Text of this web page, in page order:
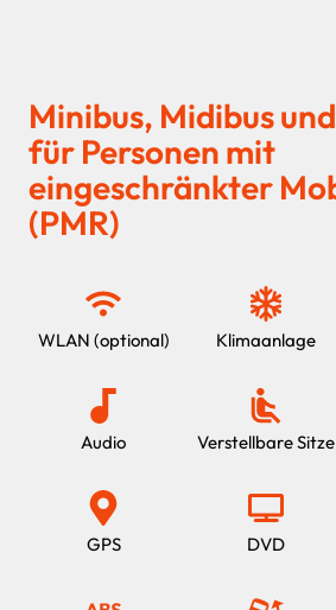
Minibus, Midibus
für Personen mit
eingeschränkter
(PMR)
WLAN (optional) Klimaanlage
Audio Verstellbare Sitze
GPS DVD